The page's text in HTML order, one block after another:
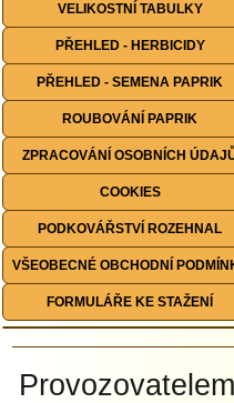
VELIKOSTNÍ TABULKY
PŘEHLED - HERBICIDY
PŘEHLED - SEMENA PAPRIK
ROUBOVÁNÍ PAPRIK
ZPRACOVÁNÍ OSOBNÍCH
COOKIES
PODKOVÁŘSTVÍ ROZEHNAL
VŠEOBECNÉ OBCHODNÍ
FORMULÁŘE KE STAŽENÍ